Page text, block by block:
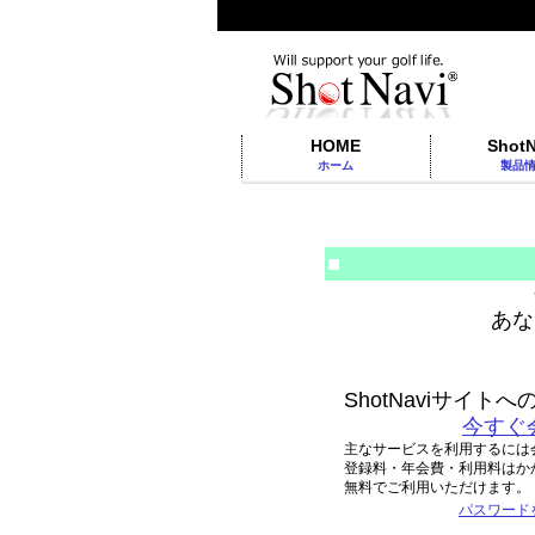
HOME
ホーム 製品
■
あ
ShotNaviサイトへ
今すぐ
主なサービスを利用するには
登録料・年会費・利用料はか
無料でご利用いただけます。
パスワード